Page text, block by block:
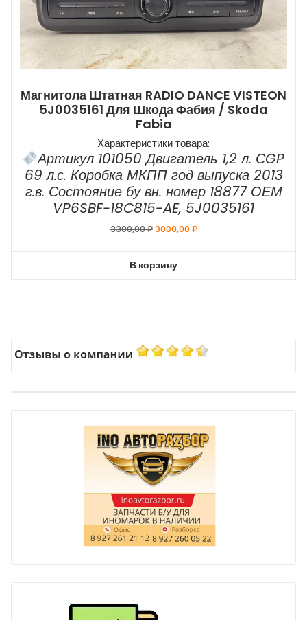
Магнитола Штатная RADIO DANCE VISTEON
5J0035161 Для Шкода Фабия / Skoda
Fabia
Характеристики товара:
Артикул 101050 Двигатель 1,2 л. СGP
69 л.с. Коробка МКПП год выпуска 2013
г.в. Состояние бу вн. номер 18877 ОЕМ
VP6SBF-18C815-AE, 5J0035161
3300,00₽ Первоначальная
3300,00 ₽.
3000,00₽Текущая
В корзину